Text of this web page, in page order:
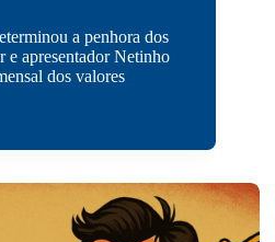
a penhora dos
e apresentador Netinho
dos valores